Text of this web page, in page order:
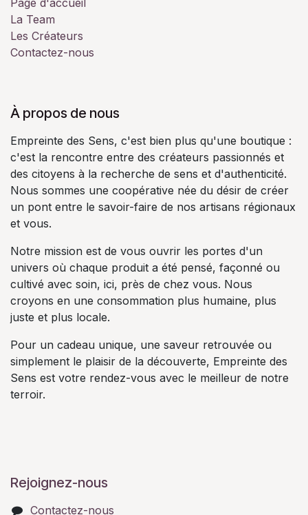
La Team
Les Créateurs
Contactez-nous
À propos de nous
Empreinte des Sens, c'est bien plus qu'une boutique :
c'est la rencontre entre des créateurs passionnés et
des citoyens à la recherche de sens et d'authenticité.
Nous sommes une coopérative née du désir de créer
un pont entre le savoir-faire de nos artisans régionaux
et vous.
Notre mission est de vous ouvrir les portes d'un
univers où chaque produit a été pensé, façonné ou
cultivé avec soin, ici, près de chez vous. Nous
croyons en une consommation plus humaine, plus
juste et plus locale.
Pour un cadeau unique, une saveur retrouvée ou
simplement le plaisir de la découverte, Empreinte des
Sens est votre rendez-vous avec le meilleur de notre
terroir.
Rejoignez-nous
Contactez-nous